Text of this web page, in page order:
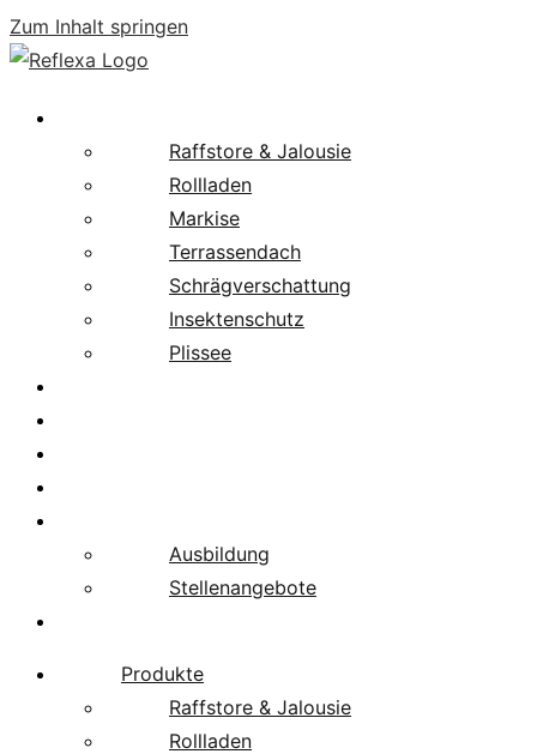
Zum Inhalt springen
Raffstore & Jalousie
Rollladen
Markise
Terrassendach
Schrägverschattung
Insektenschutz
Plissee
Ausbildung
Stellenangebote
Produkte
Raffstore & Jalousie
Rollladen